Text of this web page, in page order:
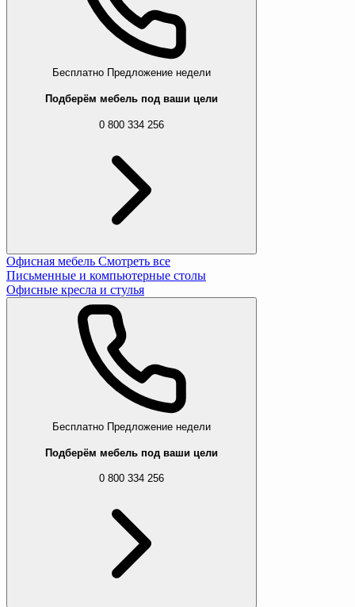
Бесплатно Предложение недели
Подберём мебель под ваши цели
0 800 334 256
Офисная мебель Смотреть все
Письменные и компьютерные столы
Офисные кресла и стулья
Бесплатно Предложение недели
Подберём мебель под ваши цели
0 800 334 256